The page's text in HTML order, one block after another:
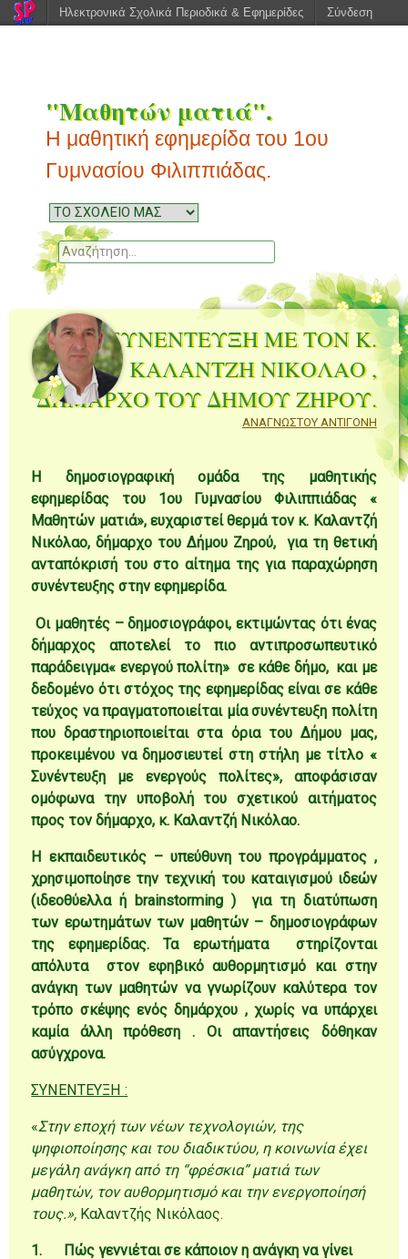
"Μαθητών ματιά".
Η μαθητική εφημερίδα του 1ου
Γυμνασίου Φιλιππιάδας.
Μενού
Μεταπηδήστε
στο
περιεχόμενο
Αναζητηση
ΣΥΝΕΝΤΕΥΞΗ ΜΕ ΤΟΝ Κ.
ΚΑΛΑΝΤΖΗ ΝΙΚΟΛΑΟ ,
ΔΗΜΑΡΧΟ ΤΟΥ ΔΗΜΟΥ ΖΗΡΟΥ.
ΑΝΑΓΝΩΣΤΟΥ ΑΝΤΙΓΟΝΗ
Η δημοσιογραφική ομάδα της μαθητικής
εφημερίδας του 1ου Γυμνασίου Φιλιππιάδας «
Μαθητών ματιά», ευχαριστεί θερμά τον κ. Καλαντζή
Νικόλαο, δήμαρχο του Δήμου Ζηρού, για τη θετική
ανταπόκρισή του στο αίτημα της για παραχώρηση
συνέντευξης στην εφημερίδα.
Οι μαθητές – δημοσιογράφοι, εκτιμώντας ότι ένας
δήμαρχος αποτελεί το πιο αντιπροσωπευτικό
παράδειγμα« ενεργού πολίτη» σε κάθε δήμο, και με
δεδομένο ότι στόχος της εφημερίδας είναι σε κάθε
τεύχος να πραγματοποιείται μία συνέντευξη πολίτη
που δραστηριοποιείται στα όρια του Δήμου μας,
προκειμένου να δημοσιευτεί στη στήλη με τίτλο «
Συνέντευξη με ενεργούς πολίτες», αποφάσισαν
ομόφωνα την υποβολή του σχετικού αιτήματος
προς τον δήμαρχο, κ. Καλαντζή Νικόλαο.
Η εκπαιδευτικός – υπεύθυνη του προγράμματος ,
χρησιμοποίησε την τεχνική του καταιγισμού ιδεών
(ιδεοθύελλα ή brainstorming ) για τη διατύπωση
των ερωτημάτων των μαθητών – δημοσιογράφων
της εφημερίδας. Τα ερωτήματα στηρίζονται
απόλυτα στον εφηβικό αυθορμητισμό και στην
ανάγκη των μαθητών να γνωρίζουν καλύτερα τον
τρόπο σκέψης ενός δημάρχου , χωρίς να υπάρχει
καμία άλλη πρόθεση . Οι απαντήσεις δόθηκαν
ασύγχρονα.
ΣΥΝΕΝΤΕΥΞΗ :
«Στην εποχή των νέων τεχνολογιών, της
ψηφιοποίησης και του διαδικτύου, η κοινωνία έχει
μεγάλη ανάγκη από τη “φρέσκια” ματιά των
μαθητών, τον αυθορμητισμό και την ενεργοποίησή
τους.», Καλαντζής Νικόλαος.
1.
Πώς γεννιέται σε κάποιον η ανάγκη να γίνει
Ηλεκτρονικά Σχολικά Περιοδικά & Εφημερίδες Σύνδεση